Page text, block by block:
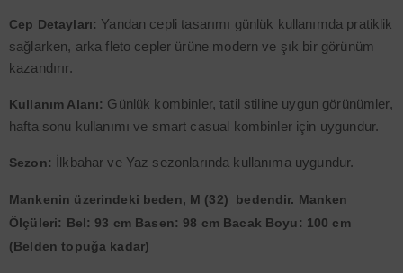
Cep Detayları: Yandan cepli tasarımı günlük kullanımda pratiklik
sağlarken, arka fleto cepler ürüne modern ve şık bir görünüm
kazandırır.
Kullanım Alanı: Günlük kombinler, tatil stiline uygun görünümler,
hafta sonu kullanımı ve smart casual kombinler için uygundur.
Sezon: İlkbahar ve Yaz sezonlarında kullanıma uygundur.
Mankenin üzerindeki beden, M (32) bedendir. Manken
Ölçüleri: Bel: 93 cm Basen: 98 cm Bacak Boyu: 100 cm
(Belden topuğa kadar)